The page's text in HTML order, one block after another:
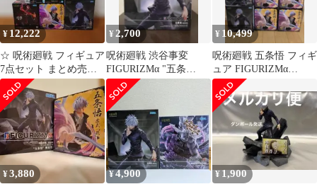
¥ 12,222
☆ 呪術廻戦 フィギュア
7点セット まとめ売り
☆
¥2,700
呪術廻戦 渋谷事変
FIGURIZMα "五条
悟"「無量空処」
¥ 10,499
呪術廻戦 五条悟 フィギ
ュア FIGURIZMα
Luminasta 6点売り
¥3,880 ¥4,900 ¥1,900